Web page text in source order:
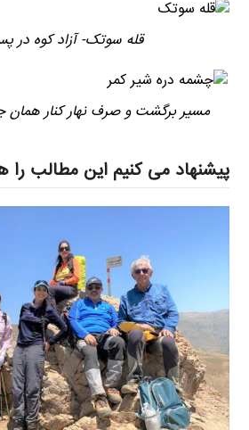
قله سوتک- آزاد کوه در
مسیر برگشت و صرف نهار کنار
پیشنهاد می کنیم این مطالب را